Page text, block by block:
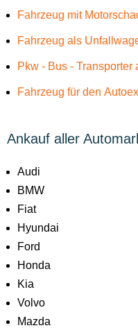
Fahrzeug mit
Fahrzeug als
Pkw - Bus - Transporter
Fahrzeug für den
Ankauf aller
Audi
BMW
Fiat
Hyundai
Ford
Honda
Kia
Volvo
Mazda